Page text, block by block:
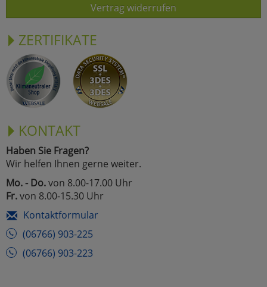
Vertrag widerrufen
ZERTIFIKATE
KONTAKT
Haben Sie Fragen?
Wir helfen Ihnen gerne weiter.
Mo. - Do.von 8.00-17.00 Uhr
Fr.von 8.00-15.30 Uhr
Kontaktformular
(06766) 903-225
(06766) 903-223